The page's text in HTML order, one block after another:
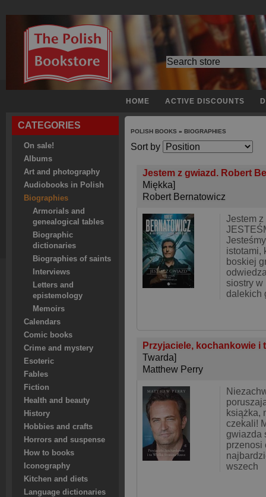
HOME ACTIVE DISCOUNTS
CATEGORIES
On sale!
Albums
Art and photography
Audiobooks in Polish
Biographies
Armorials and
genealogical tables
Biographic
dictionaries
Biographies of saints
Interviews
Letters and
epistemology
Memoirs
Calendars
Comic books
Crime and mystery
Esoteric
Fables
Fiction
Health and beauty
History
Hobbies and crafts
Horrors and suspense
How to books
Iconography
Kitchen and diets
Language dictionaries
POLISH BOOKS » BIOGRAPHIES
Sort by
Jestem z gwiazd. Robert
Miękka]
Robert Bernatowicz
Jestem
istotami,
boskiej
siostry w
dalekich
Przyjaciele, kochankowie i
Twarda]
Matthew Perry
książka,
czekali!
gwiazda
przenosi
wszech